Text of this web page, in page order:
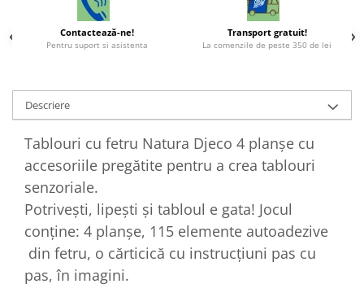
Contactează-ne!
Pentru suport si asistenta
Transport gratuit!
La comenzile de peste 350 de lei
Descriere
Tablouri cu fetru Natura Djeco 4 planșe cu
accesoriile pregătite pentru a crea tablouri
senzoriale.
Potrivești, lipești și tabloul e gata! Jocul
conține: 4 planșe, 115 elemente autoadezive
din fetru, o cărticică cu instrucțiuni pas cu
pas, în imagini.